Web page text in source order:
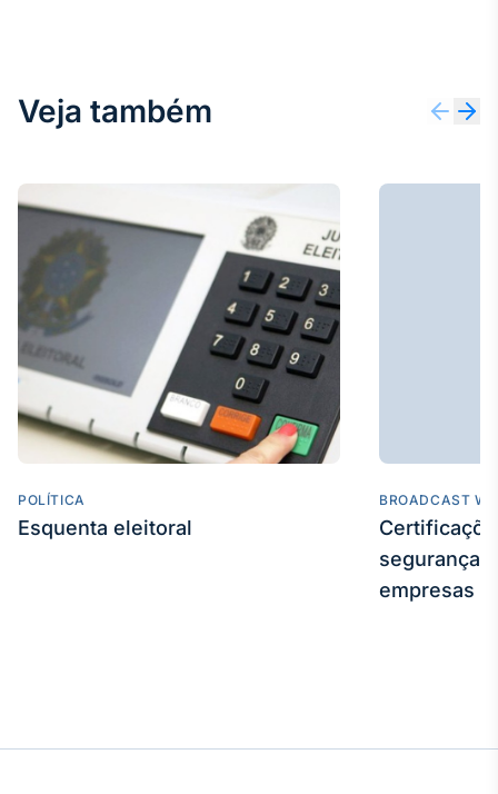
Veja também
POLÍTICA
Esquenta eleitoral
BROADCAST
segurança
empresas